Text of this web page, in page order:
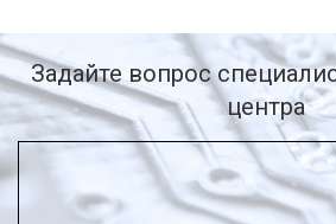
Задайте вопрос
центра